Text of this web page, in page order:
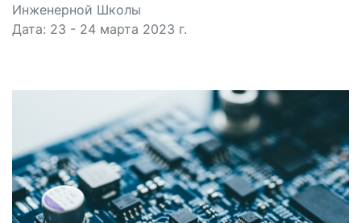
Инженерной Школы
Дата: 23 - 24 марта 2023 г.